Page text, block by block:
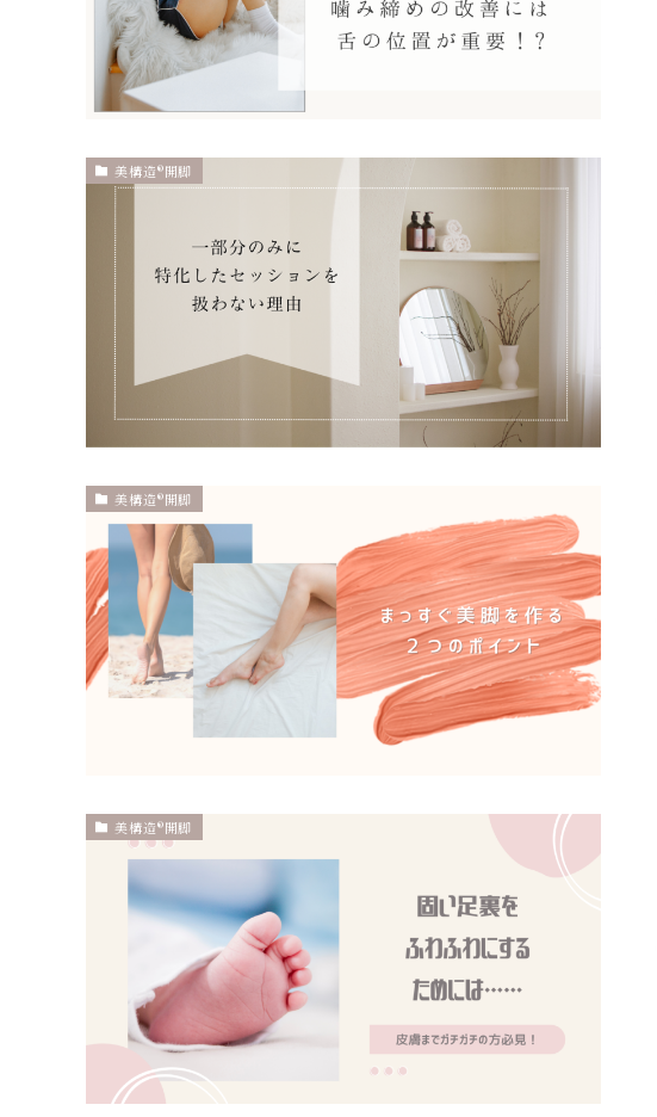
美構造®開脚
美構造®開脚
美構造®開脚